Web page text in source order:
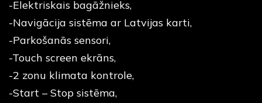
-Elektriskais bagāžnieks,
-Navigācija sistēma ar Latvijas karti,
-Parkošanās sensori,
-Touch screen ekrāns,
-2 zonu klimata kontrole,
-Start – Stop sistēma,